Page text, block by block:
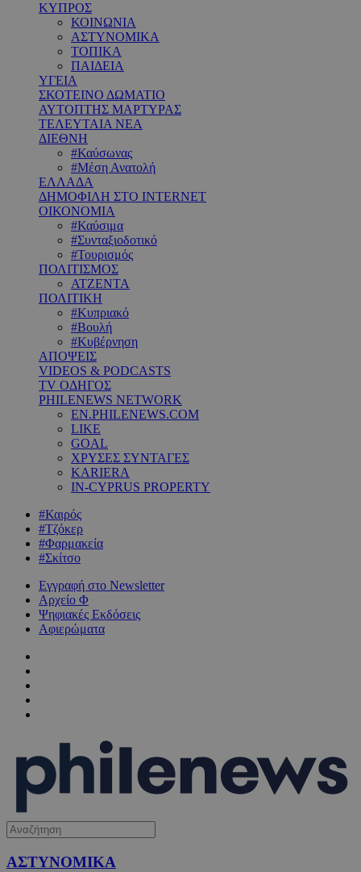
ΚΥΠΡΟΣ
ΚΟΙΝΩΝΙΑ
ΑΣΤΥΝΟΜΙΚΑ
ΤΟΠΙΚΑ
ΠΑΙΔΕΙΑ
ΥΓΕΙΑ
ΣΚΟΤΕΙΝΟ ΔΩΜΑΤΙΟ
ΑΥΤΟΠΤΗΣ ΜΑΡΤΥΡΑΣ
ΤΕΛΕΥΤΑΙΑ ΝΕΑ
ΔΙΕΘΝΗ
#Καύσωνας
#Μέση Ανατολή
ΕΛΛΑΔΑ
ΔΗΜΟΦΙΛΗ ΣΤΟ INTERNET
ΟΙΚΟΝΟΜΙΑ
#Καύσιμα
#Συνταξιοδοτικό
#Τουρισμός
ΠΟΛΙΤΙΣΜΟΣ
ΑΤΖΕΝΤΑ
ΠΟΛΙΤΙΚΗ
#Κυπριακό
#Βουλή
#Κυβέρνηση
ΑΠΟΨΕΙΣ
VIDEOS & PODCASTS
TV ΟΔΗΓΟΣ
PHILENEWS NETWORK
EN.PHILENEWS.COM
LIKE
GOAL
ΧΡΥΣΕΣ ΣΥΝΤΑΓΕΣ
KARIERA
IN-CYPRUS PROPERTY
#Καιρός
#Τζόκερ
#Φαρμακεία
#Σκίτσο
Εγγραφή στο Newsletter
Αρχείο Φ
Ψηφιακές Εκδόσεις
Αφιερώματα
ΑΣΤΥΝΟΜΙΚΑ